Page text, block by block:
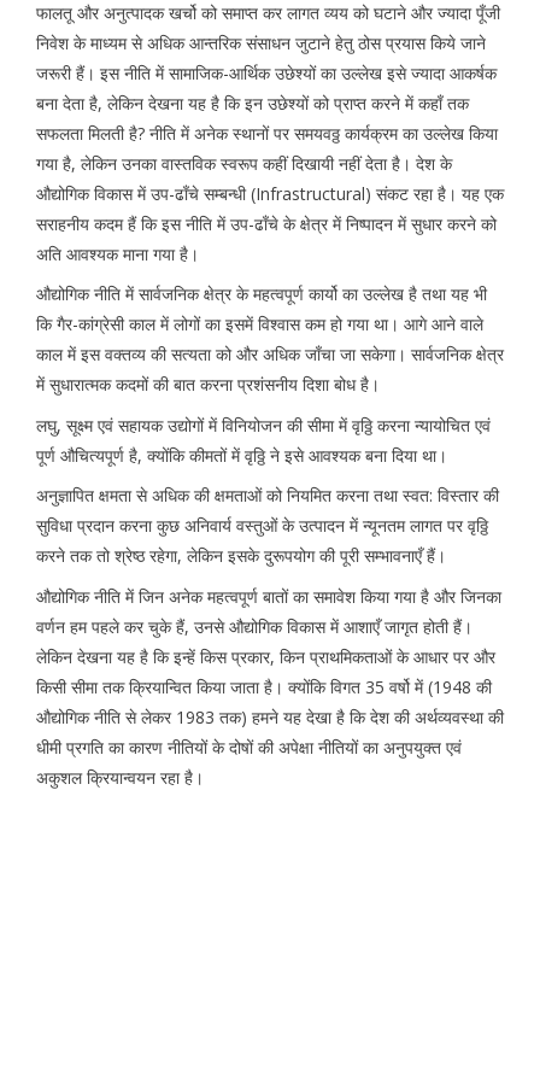
फालतू और अनुत्पादक खर्चो को समाप्त कर लागत व्यय को घटाने और ज्यादा पूँजी
निवेश के माध्यम से अधिक आन्तरिक संसाधन जुटाने हेतु ठोस प्रयास किये जाने
जरूरी हैं। इस नीति में सामाजिक-आर्थिक उछेश्यों का उल्लेख इसे ज्यादा आकर्षक
बना देता है, लेकिन देखना यह है कि इन उछेश्यों को प्राप्त करने में कहाँ तक
सफलता मिलती है? नीति में अनेक स्थानों पर समयवठ्ठ कार्यक्रम का उल्लेख किया
गया है, लेकिन उनका वास्तविक स्वरूप कहीं दिखायी नहीं देता है। देश के
औद्योगिक विकास में उप-ढाँचे सम्बन्धी (Infrastructural) संकट रहा है। यह एक
सराहनीय कदम हैं कि इस नीति में उप-ढाँचे के क्षेत्र में निष्पादन में सुधार करने को
अति आवश्यक माना गया है।
औद्योगिक नीति में सार्वजनिक क्षेत्र के महत्वपूर्ण कार्यो का उल्लेख है तथा यह भी
कि गैर-कांग्रेसी काल में लोगों का इसमें विश्वास कम हो गया था। आगे आने वाले
काल में इस वक्तव्य की सत्यता को और अधिक जाँचा जा सकेगा। सार्वजनिक क्षेत्र
में सुधारात्मक कदमों की बात करना प्रशंसनीय दिशा बोध है।
लघु, सूक्ष्म एवं सहायक उद्योगों में विनियोजन की सीमा में वृठ्ठि करना न्यायोचित एवं
पूर्ण औचित्यपूर्ण है, क्योंकि कीमतों में वृठ्ठि ने इसे आवश्यक बना दिया था।
अनुज्ञापित क्षमता से अधिक की क्षमताओं को नियमित करना तथा स्वत: विस्तार की
सुविधा प्रदान करना कुछ अनिवार्य वस्तुओं के उत्पादन में न्यूनतम लागत पर वृठ्ठि
करने तक तो श्रेष्ठ रहेगा, लेकिन इसके दुरूपयोग की पूरी सम्भावनाएँ हैं।
औद्योगिक नीति में जिन अनेक महत्वपूर्ण बातों का समावेश किया गया है और जिनका
वर्णन हम पहले कर चुके हैं, उनसे औद्योगिक विकास में आशाएँ जागृत होती हैं।
लेकिन देखना यह है कि इन्हें किस प्रकार, किन प्राथमिकताओं के आधार पर और
किसी सीमा तक क्रियान्वित किया जाता है। क्योंकि विगत 35 वर्षो में (1948 की
औद्योगिक नीति से लेकर 1983 तक) हमने यह देखा है कि देश की अर्थव्यवस्था की
धीमी प्रगति का कारण नीतियों के दोषों की अपेक्षा नीतियों का अनुपयुक्त एवं
अकुशल क्रियान्वयन रहा है।